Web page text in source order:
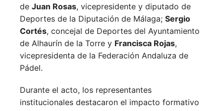
de Juan Rosas, vicepresidente y diputado de
Deportes de la Diputación de Málaga; Sergio
Cortés, concejal de Deportes del Ayuntamiento
de Alhaurín de la Torre y Francisca Rojas,
vicepresidenta de la Federación Andaluza de
Pádel.
Durante el acto, los representantes
institucionales destacaron el impacto formativo